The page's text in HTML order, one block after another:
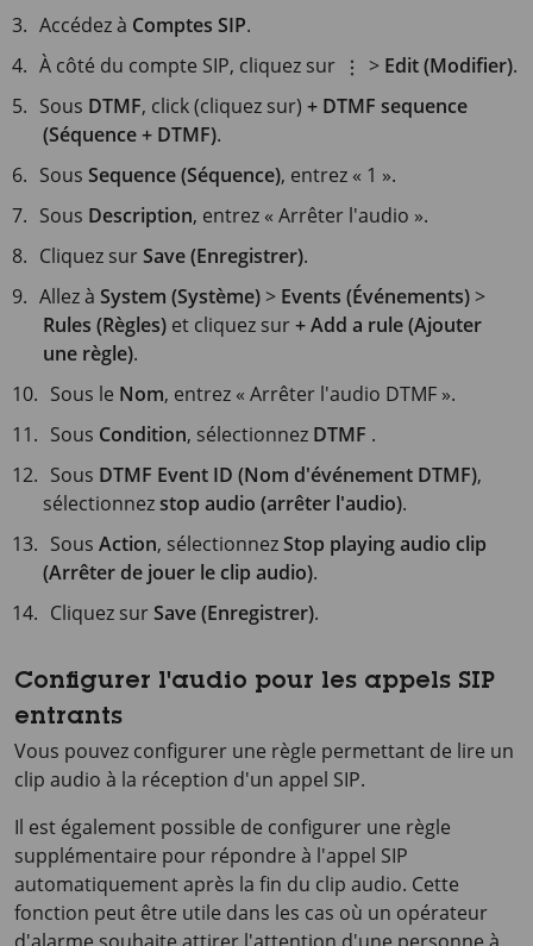
Accédez à Comptes SIP.
À côté du compte SIP, cliquez sur
> Edit (Modifier).
Sous DTMF, click (cliquez sur)+ DTMF sequence
(Séquence + DTMF).
SousSequence (Séquence), entrez « 1 ».
Sous Description, entrez « Arrêter l'audio ».
Cliquez surSave (Enregistrer).
Allez àSystem (Système)> Events (Événements)>
Rules (Règles) et cliquez sur+ Add a rule (Ajouter
une règle).
Sous le Nom, entrez « Arrêter l'audio DTMF ».
Sous Condition, sélectionnez DTMF .
Sous DTMF Event ID (Nom d'événement DTMF),
sélectionnezstop audio (arrêter l'audio).
SousAction, sélectionnezStop playing audio clip
(Arrêter de jouer le clip audio).
Cliquez surSave (Enregistrer).
Configurer l'audio pour les appels SIP
entrants
Vous pouvez configurer une règle permettant de lire un
clip audio à la réception d'un appel SIP.
Il est également possible de configurer une règle
supplémentaire pour répondre à l'appel SIP
automatiquement après la fin du clip audio. Cette
fonction peut être utile dans les cas où un opérateur